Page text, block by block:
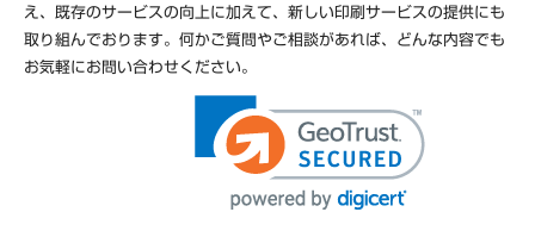
え、既存のサービスの向上に加えて、新しい印刷サービスの提供にも
取り組んでおります。何かご質問やご相談があれば、どんな内容でも
お気軽にお問い合わせください。